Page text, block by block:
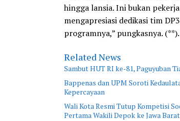
hingga lansia. Ini bukan
mengapresiasi dedikasi tim
programnya,” pungkasnya. (**).
Related News
Sambut HUT RI ke-81, Paguyuban
Bappenas dan UPM Soroti
Kepercayaan
Wali Kota Resmi Tutup Kompetisi
Pertama Wakili Depok ke Jawa Barat